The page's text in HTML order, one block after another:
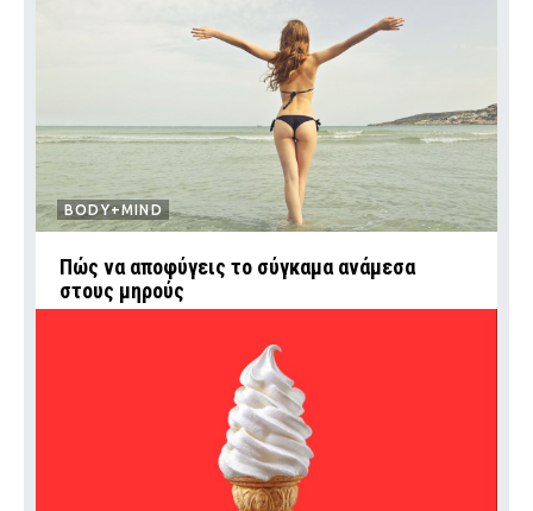
BODY+MIND
Πώς να αποφύγεις το σύγκαμα ανάμεσα
στους μηρούς